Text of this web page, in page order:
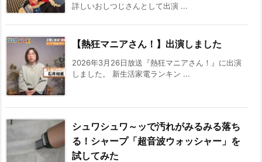
詳しいおしつじさんとして出演 ...
【熱狂マニアさん！】出演しました
2026年3月26日放送『熱狂マニアさん！』に出演
しました。 新生活家電ランキン ...
シュワシュワ～ッで汚れがみるみる落ち
る！シャープ「超音波ウォッシャー」を
試してみた